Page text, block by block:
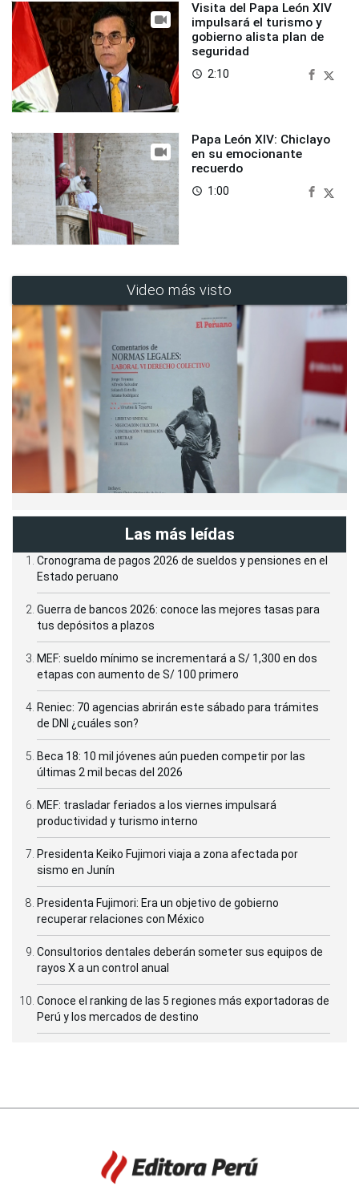
Visita del Papa León XIV
impulsará el turismo y
gobierno alista plan de
seguridad
access_time 2:10
Papa León XIV: Chiclayo
en su emocionante
recuerdo
access_time 1:00
Video más visto
Las más leídas
Cronograma de pagos 2026 de sueldos y pensiones en el
Estado peruano
Guerra de bancos 2026: conoce las mejores tasas para
tus depósitos a plazos
MEF: sueldo mínimo se incrementará a S/ 1,300 en dos
etapas con aumento de S/ 100 primero
Reniec: 70 agencias abrirán este sábado para trámites
de DNI ¿cuáles son?
Beca 18: 10 mil jóvenes aún pueden competir por las
últimas 2 mil becas del 2026
MEF: trasladar feriados a los viernes impulsará
productividad y turismo interno
Presidenta Keiko Fujimori viaja a zona afectada por
sismo en Junín
Presidenta Fujimori: Era un objetivo de gobierno
recuperar relaciones con México
Consultorios dentales deberán someter sus equipos de
rayos X a un control anual
Conoce el ranking de las 5 regiones más exportadoras de
Perú y los mercados de destino